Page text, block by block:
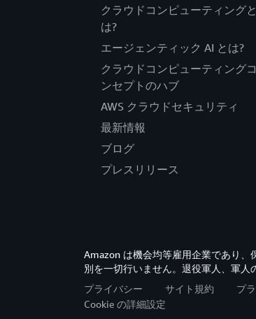
クラウドコンピューティングと
は?
エージェンティック AI とは?
クラウドコンピューティングコ
ンセプトのハブ
AWS クラウドセキュリティ
最新情報
ブログ
プレスリリース
Amazon は機会均等雇用企業であり、
別を一切行いません。退役軍人、軍人
プライバシー
サイト規約
プ
Cookie の詳細設定